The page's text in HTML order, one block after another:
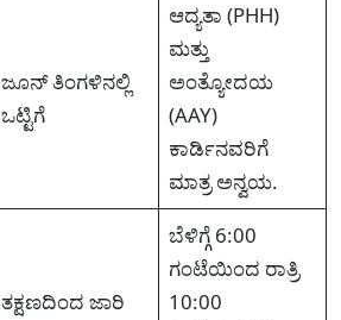
ಜೂನ್ ತಿಂಗಳಿನಲ್ಲಿ
ಒಟ್ಟಿಗೆ
ಆದ್ಯತಾ (PHH)
ಮತ್ತು
ಅಂತ್ಯೋದಯ
(AAY)
ಕಾರ್ಡಿನವರಿಗೆ
ಮಾತ್ರ ಅನ್ವಯ.
ತಕ್ಷಣದಿಂದ ಜಾರಿ
ಬೆಳಿಗ್ಗೆ 6:00
ಗಂಟೆಯಿಂದ ರಾತ್ರಿ
10:00